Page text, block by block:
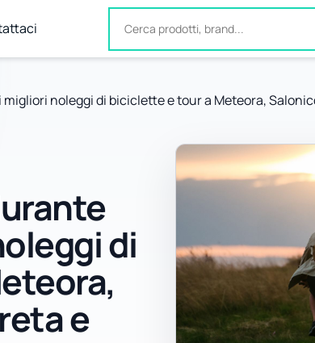
noleggi di biciclette e tour a Meteora,
di
e